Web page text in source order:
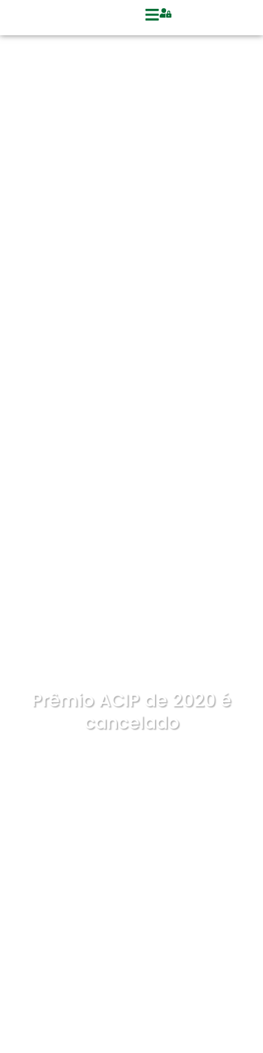
Prêmio ACIP de 2020 é
cancelado